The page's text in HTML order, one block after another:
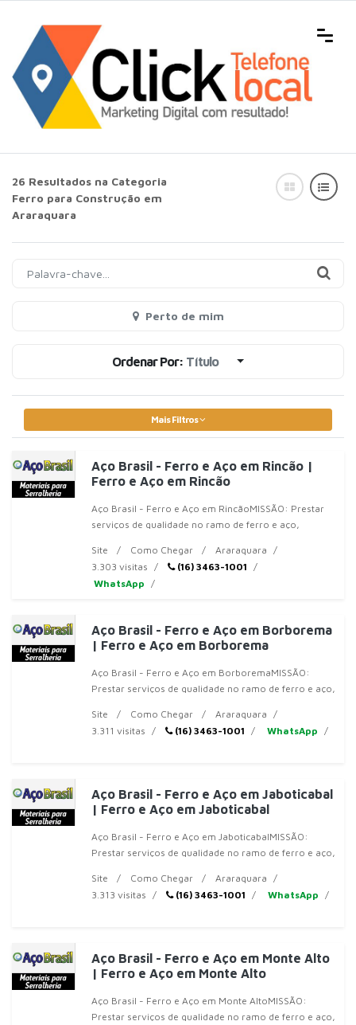
26 Resultados na Categoria
Ferro para Construção em
Araraquara
Perto de mim
Ordenar Por: Título
Mais Filtros
Aço Brasil - Ferro e Aço em Rincão |
Ferro e Aço em Rincão
Aço Brasil - Ferro e Aço em RincãoMISSÃO: Prestar
serviços de qualidade no ramo de ferro e aço,
nossos clientes da mel
Site Como Chegar
Araraquara
3.303 visitas
(16) 3463-1001
WhatsApp
Aço Brasil - Ferro e Aço em Borborema
| Ferro e Aço em Borborema
Aço Brasil - Ferro e Aço em BorboremaMISSÃO:
Prestar serviços de qualidade no ramo de ferro e aço,
nossos clientes da m
Site Como Chegar
Araraquara
3.311 visitas
(16) 3463-1001 WhatsApp
Aço Brasil - Ferro e Aço em Jaboticabal
| Ferro e Aço em Jaboticabal
Aço Brasil - Ferro e Aço em JaboticabalMISSÃO:
Prestar serviços de qualidade no ramo de ferro e aço,
nossos clientes da
Site Como Chegar
Araraquara
3.313 visitas
(16) 3463-1001 WhatsApp
Aço Brasil - Ferro e Aço em Monte Alto
| Ferro e Aço em Monte Alto
Aço Brasil - Ferro e Aço em Monte AltoMISSÃO:
Prestar serviços de qualidade no ramo de ferro e aço,